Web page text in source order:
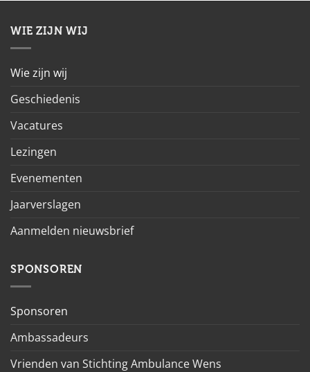
WIE ZIJN WIJ
Wie zijn wij
Geschiedenis
Vacatures
Lezingen
Evenementen
Jaarverslagen
Aanmelden nieuwsbrief
SPONSOREN
Sponsoren
Ambassadeurs
Vrienden van Stichting Ambulance Wens